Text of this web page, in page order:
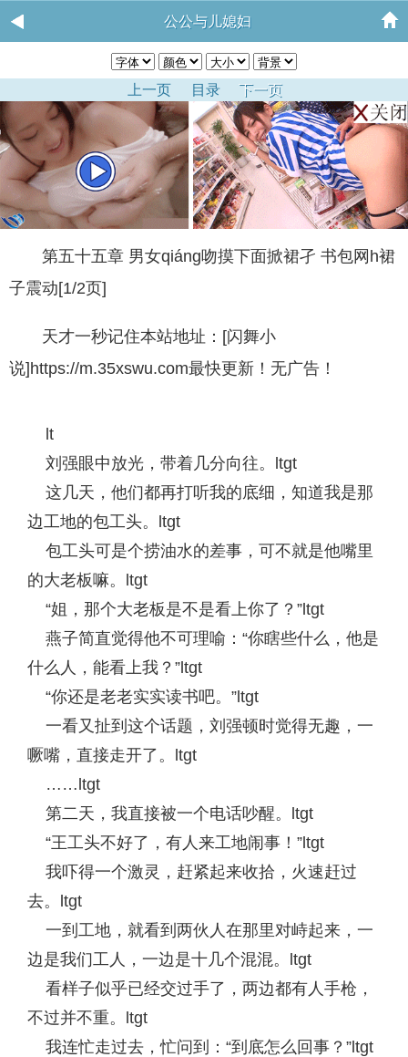
公公与儿媳妇
上一页 目录 下一页
第五十五章 男女qiáng吻摸下面掀裙孑 书包网h裙
子震动[1/2页]
天才一秒记住本站地址：[闪舞小
说]https://m.35xswu.com最快更新！无广告！
lt
刘强眼中放光，带着几分向往。ltgt
这几天，他们都再打听我的底细，知道我是那
边工地的包工头。ltgt
包工头可是个捞油水的差事，可不就是他嘴里
的大老板嘛。ltgt
“姐，那个大老板是不是看上你了？”ltgt
燕子简直觉得他不可理喻：“你瞎些什么，他是
什么人，能看上我？”ltgt
“你还是老老实实读书吧。”ltgt
一看又扯到这个话题，刘强顿时觉得无趣，一
噘嘴，直接走开了。ltgt
……ltgt
第二天，我直接被一个电话吵醒。ltgt
“王工头不好了，有人来工地闹事！”ltgt
我吓得一个激灵，赶紧起来收拾，火速赶过
去。ltgt
一到工地，就看到两伙人在那里对峙起来，一
边是我们工人，一边是十几个混混。ltgt
看样子似乎已经交过手了，两边都有人手枪，
不过并不重。ltgt
我连忙走过去，忙问到：“到底怎么回事？”ltgt